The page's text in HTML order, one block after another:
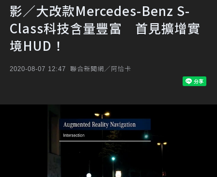
影／大改款Mercedes-Benz S-
Class科技含量豐富 首見擴增實
境HUD！
2020-08-07 12:47 聯合新聞網／阿恰卡